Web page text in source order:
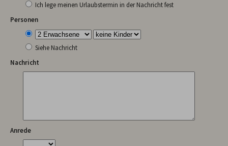
Ich lege meinen Urlaubstermin in der Nachricht fest
Personen
Siehe Nachricht
Nachricht
Anrede